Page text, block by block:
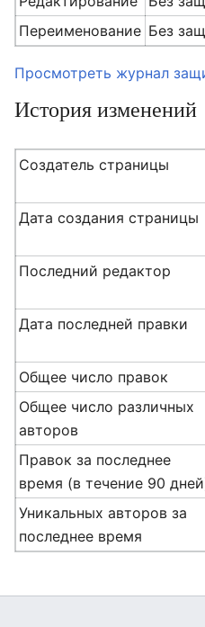
Переименование Без
Просмотреть журнал
История изменений
Создатель страницы
Дата создания страницы
Последний редактор
Дата последней правки
Общее число правок
Общее число различных
авторов
Правок за последнее
время (в течение 90
Уникальных авторов за
последнее время